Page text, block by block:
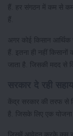
हैं. हर संगठन में कम से कम
हैं.
अगर कोई किसान
हैं. इतना ही नहीं
जाता है. जिसकी मदद से
केंद्र सरकार की तरफ से
है. जिसके लिए एक योजना